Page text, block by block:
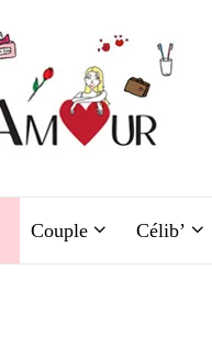
Couple Célib’